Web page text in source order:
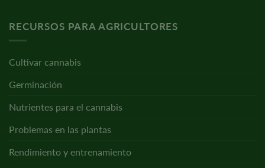
RECURSOS PARA AGRICULTORES
Cultivar cannabis
Germinación
Nutrientes para el cannabis
Problemas en las plantas
Rendimiento y entrenamiento